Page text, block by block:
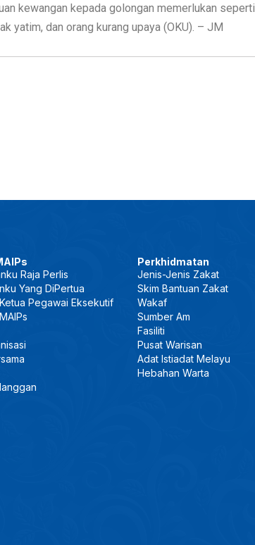
kewangan kepada golongan memerlukan seperti
yatim, dan orang kurang upaya (OKU). – JM
Raja Perlis
Yang DiPertua
Pegawai Eksekutif
Perkhidmatan
Jenis-Jenis Zakat
Skim Bantuan Zakat
Wakaf
Sumber Am
Fasiliti
Pusat Warisan
Adat Istiadat Melayu
Hebahan Warta